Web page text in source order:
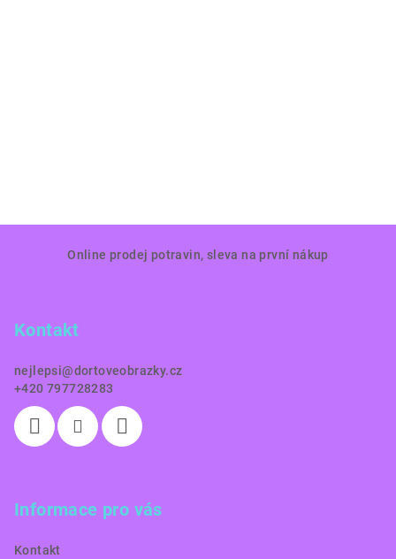
Online prodej potravin, sleva na první nákup
Kontakt
nejlepsi@dortoveobrazky.cz
+420 797728283
Informace pro vás
Kontakt